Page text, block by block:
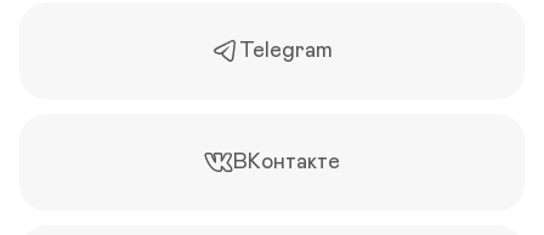
Telegram
ВКонтакте